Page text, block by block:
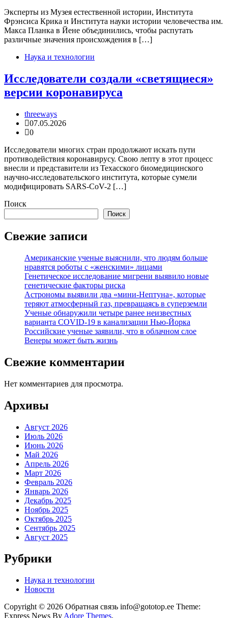
Эксперты из Музея естественной истории, Института
Фрэнсиса Крика и Института науки истории человечества им.
Макса Планка в Йене объединились, чтобы распутать
различные значения происхождения в […]
Наука и технологии
Исследователи создали «светящиеся»
версии коронавируса
threeways
07.05.2026
0
Исследователи многих стран продолжают искать пути
противодействия коронавирусу. Свою лепту в этот процесс
внесли и представители из Техасского биомедицинского
научно-исследовательского института, которые сумели
модифицировать SARS-CoV-2 […]
Поиск
Поиск
Свежие записи
Американские ученые выяснили, что людям больше
нравятся роботы с «женскими» лицами
Генетическое исследование мигрени выявило новые
генетические факторы риска
Астрономы выявили два «мини-Нептуна», которые
теряют атмосферный газ, превращаясь в суперземли
Ученые обнаружили четыре ранее неизвестных
варианта COVID-19 в канализации Нью-Йорка
Российские ученые заявили, что в облачном слое
Венеры может быть жизнь
Свежие комментарии
Нет комментариев для просмотра.
Архивы
Август 2026
Июль 2026
Июнь 2026
Май 2026
Апрель 2026
Март 2026
Февраль 2026
Январь 2026
Декабрь 2025
Ноябрь 2025
Октябрь 2025
Сентябрь 2025
Август 2025
Рубрики
Наука и технологии
Новости
Copyright © 2026 Обратная связь info@gototop.ee Theme:
Express News By Adore Themes.